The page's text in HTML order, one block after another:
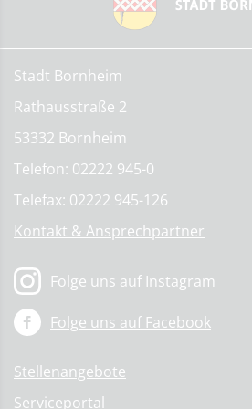
Stadt Bornheim
Rathausstraße 2
53332 Bornheim
Telefon: 02222 945-0
Telefax: 02222 945-126
Kontakt & Ansprechpartner
Folge uns auf Instagram
Folge uns auf Facebook
Stellenangebote
Serviceportal